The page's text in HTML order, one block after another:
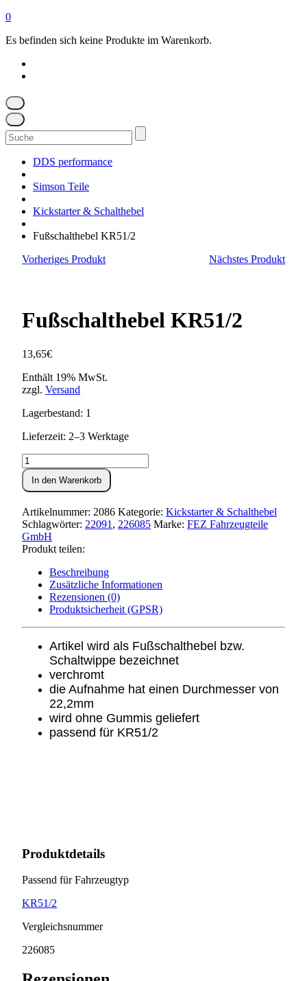
0
Es befinden sich keine Produkte im Warenkorb.
Suchen
nach:
DDS performance
Simson Teile
Kickstarter & Schalthebel
Fußschalthebel KR51/2
Vorheriges Produkt
Nächstes Produkt
Fußschalthebel KR51/2
13,65€
Enthält 19% MwSt.
zzgl. Versand
Lagerbestand: 1
Lieferzeit: 2–3 Werktage
Fußschalthebel
KR51/2
Menge
In den Warenkorb
Artikelnummer: 2086 Kategorie: Kickstarter & Schalthebel
Schlagwörter: 22091 , 226085 Marke: FEZ Fahrzeugteile
GmbH
Produkt teilen:
Beschreibung
Zusätzliche Informationen
Rezensionen (0)
Produktsicherheit (GPSR)
Artikel wird als Fußschalthebel bzw.
Schaltwippe bezeichnet
verchromt
die Aufnahme hat einen Durchmesser von
22,2mm
wird ohne Gummis geliefert
passend für KR51/2
Produktdetails
Passend für Fahrzeugtyp
KR51/2
Vergleichsnummer
226085